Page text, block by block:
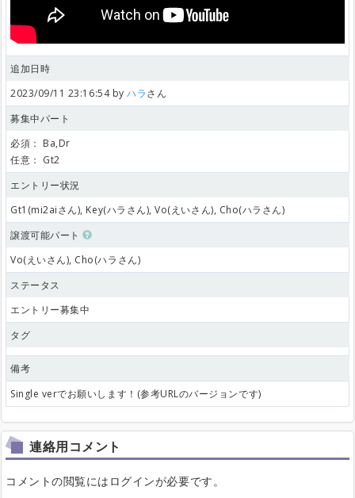
追加日時
2023/09/11 23:16:54 byハラさん
募集中パート
必須： Ba,Dr
任意： Gt2
エントリー状況
Gt1(mi2aiさん), Key(ハラさん), Vo(えいさん), Cho(ハラさん)
譲渡可能パート
Vo(えいさん), Cho(ハラさん)
ステータス
エントリー募集中
タグ
備考
Single verでお願いします！(参考URLのバージョンです)
連絡用コメント
コメントの閲覧にはログインが必要です。